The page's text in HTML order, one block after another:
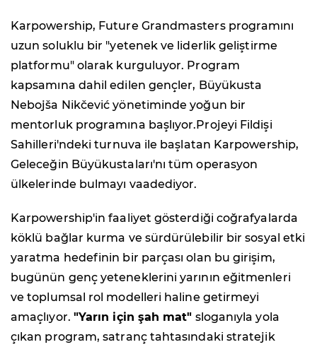
Karpowership, Future Grandmasters programını
uzun soluklu bir "yetenek ve liderlik geliştirme
platformu" olarak kurguluyor. Program
kapsamına dahil edilen gençler, Büyükusta
Nebojša Nikčević yönetiminde yoğun bir
mentorluk programına başlıyor.Projeyi Fildişi
Sahilleri'ndeki turnuva ile başlatan Karpowership,
Geleceğin Büyükustaları'nı tüm operasyon
ülkelerinde bulmayı vaadediyor.
Karpowership'in faaliyet gösterdiği coğrafyalarda
köklü bağlar kurma ve sürdürülebilir bir sosyal etki
yaratma hedefinin bir parçası olan bu girişim,
bugünün genç yeteneklerini yarının eğitmenleri
ve toplumsal rol modelleri haline getirmeyi
amaçlıyor. "Yarın için şah mat" sloganıyla yola
çıkan program, satranç tahtasındaki stratejik